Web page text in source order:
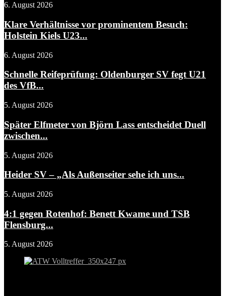
6. August 2026
Klare Verhältnisse vor prominentem Besuch:
Holstein Kiels U23...
6. August 2026
Schnelle Reifeprüfung: Oldenburger SV fegt U21
des VfB...
5. August 2026
Später Elfmeter von Björn Lass entscheidet Duell
zwischen...
5. August 2026
Heider SV – „Als Außenseiter sehe ich uns...
5. August 2026
4:1 gegen Rotenhof: Benett Kwame und TSB
Flensburg...
5. August 2026